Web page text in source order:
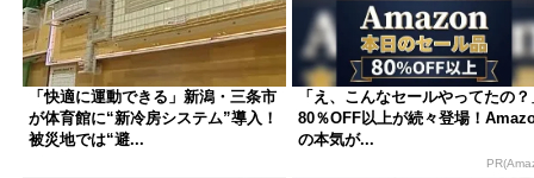
「快適に運動できる」新潟・三条市
が体育館に“新冷房システム”導入！
被災地では“避...
「え、こんなセールやってたの？
80％OFF以上が続々登場！
の本気が...